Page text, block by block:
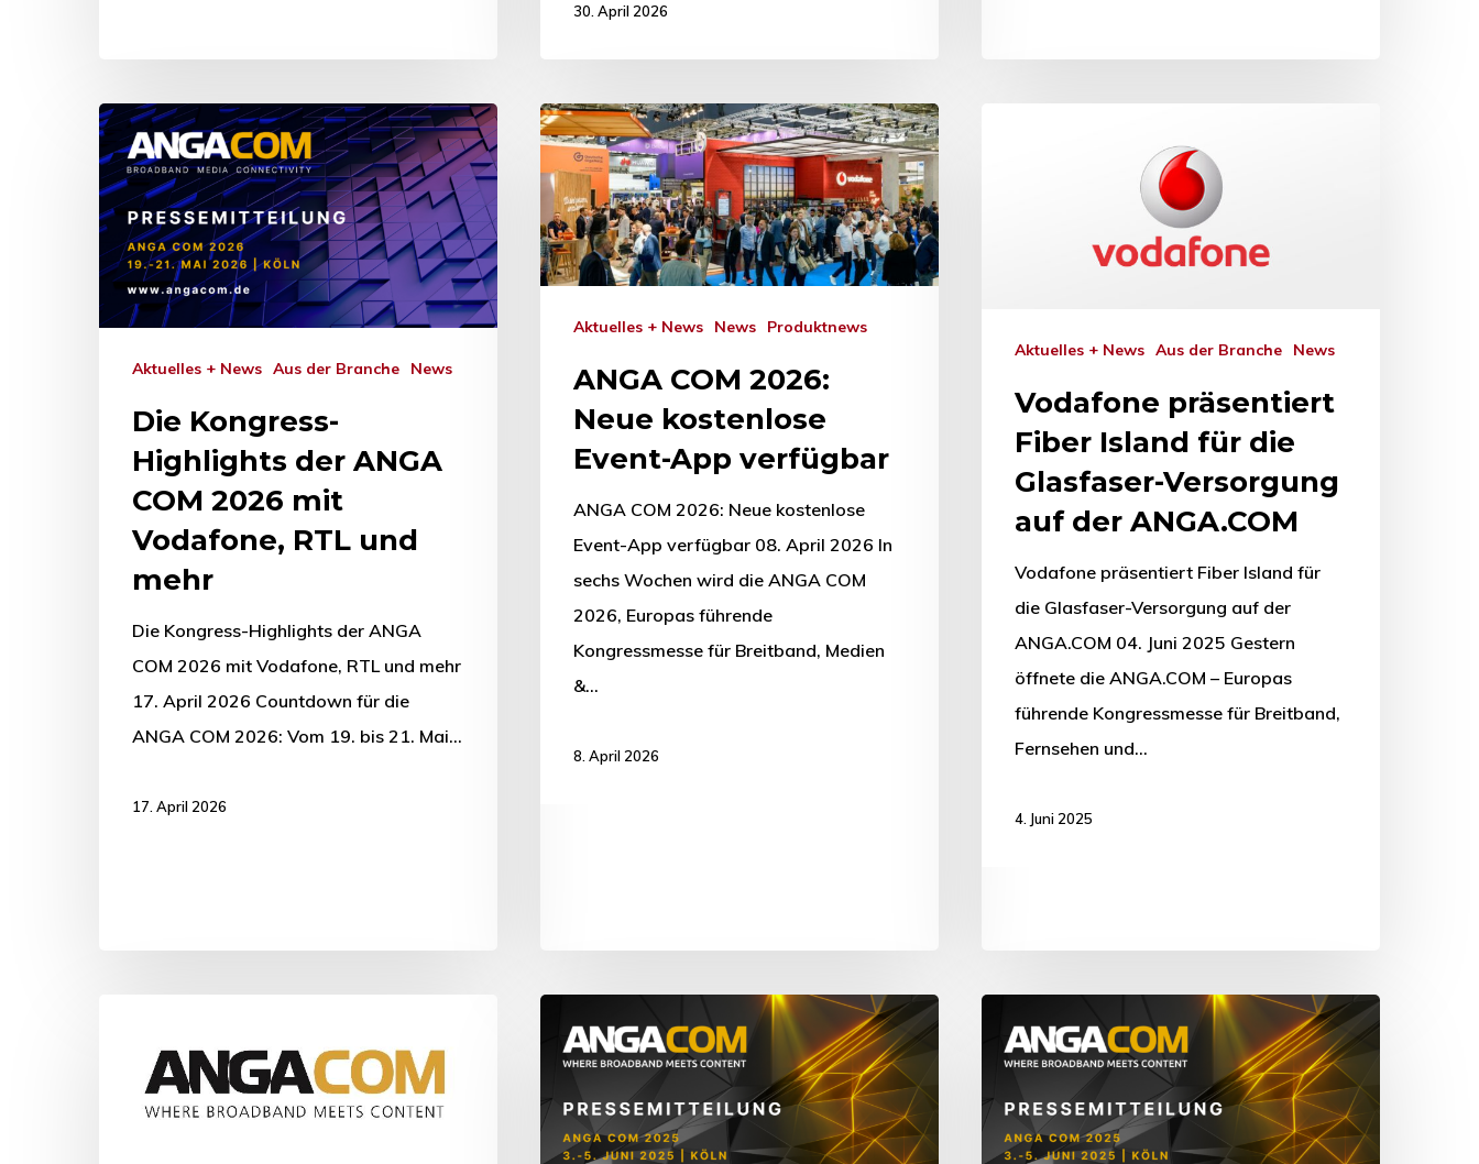
30. April 2026
Aktuelles + News Aus der Branche News
Die Kongress-
Highlights der ANGA
COM 2026 mit
Vodafone, RTL und
mehr
Die Kongress-Highlights der ANGA
COM 2026 mit Vodafone, RTL und mehr
17. April 2026 Countdown für die
ANGA COM 2026: Vom 19. bis 21. Mai…
17. April 2026
Aktuelles + News News Produktnews
ANGA COM 2026:
Neue kostenlose
Event-App verfügbar
ANGA COM 2026: Neue kostenlose
Event-App verfügbar 08. April 2026 In
sechs Wochen wird die ANGA COM
2026, Europas führende
Kongressmesse für Breitband, Medien
&…
8. April 2026
Aktuelles + News Aus der Branche News
Vodafone präsentiert
Fiber Island für die
Glasfaser-Versorgung
auf der ANGA.COM
Vodafone präsentiert Fiber Island für
die Glasfaser-Versorgung auf der
ANGA.COM 04. Juni 2025 Gestern
öffnete die ANGA.COM – Europas
führende Kongressmesse für Breitband,
Fernsehen und…
4. Juni 2025